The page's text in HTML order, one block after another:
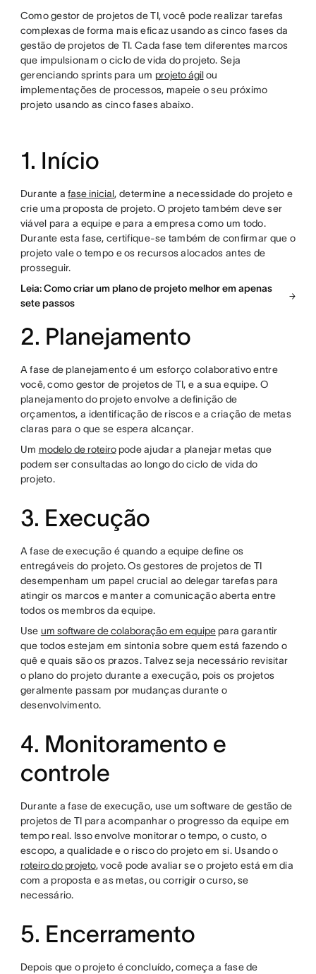
Como gestor de projetos de TI, você pode realizar tarefas
complexas de forma mais eficaz usando as cinco fases da
gestão de projetos de TI. Cada fase tem diferentes marcos
que impulsionam o ciclo de vida do projeto. Seja
gerenciando sprints para um projeto ágilou
implementações de processos, mapeie o seu próximo
projeto usando as cinco fases abaixo.
1. Início
Durante afase inicial, determine a necessidade do projeto e
crie uma proposta de projeto. O projeto também deve ser
viável para a equipe e para a empresa como um todo.
Durante esta fase, certifique-se também de confirmar que o
projeto vale o tempo e os recursos alocados antes de
prosseguir.
Leia: Como criar um plano de projeto melhor em apenas
sete passos
2. Planejamento
A fase de planejamento é um esforço colaborativo entre
você, como gestor de projetos de TI, e a sua equipe. O
planejamento do projeto envolve a definição de
orçamentos, a identificação de riscos e a criação de metas
claras para o que se espera alcançar.
Um modelo de roteiropode ajudar a planejar metas que
podem ser consultadas ao longo do ciclo de vida do
projeto.
3. Execução
A fase de execução é quando a equipe define os
entregáveis do projeto. Os gestores de projetos de TI
desempenham um papel crucial ao delegar tarefas para
atingir os marcos e manter a comunicação aberta entre
todos os membros da equipe.
Use um software de colaboração em equipepara garantir
que todos estejam em sintonia sobre quem está fazendo o
quê e quais são os prazos. Talvez seja necessário revisitar
o plano do projeto durante a execução, pois os projetos
geralmente passam por mudanças durante o
desenvolvimento.
4. Monitoramento e
controle
Durante a fase de execução, use um software de gestão de
projetos de TI para acompanhar o progresso da equipe em
tempo real. Isso envolve monitorar o tempo, o custo, o
escopo, a qualidade e o risco do projeto em si. Usando o
roteiro do projeto, você pode avaliar se o projeto está em dia
com a proposta e as metas, ou corrigir o curso, se
necessário.
5. Encerramento
Depois que o projeto é concluído, começa a fase de